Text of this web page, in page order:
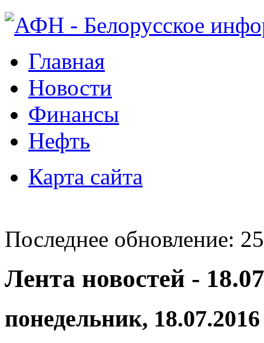
Главная
Новости
Финансы
Нефть
Карта сайта
Последнее обновление:
Лента новостей -
понедельник, 18.07.2016